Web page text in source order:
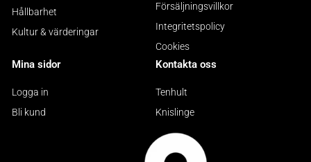
Hållbarhet
Kultur & värderingar
Försäljningsvillkor
Integritetspolicy
Cookies
Mina sidor
Logga in
Bli kund
Kontakta oss
Tenhult
Knislinge